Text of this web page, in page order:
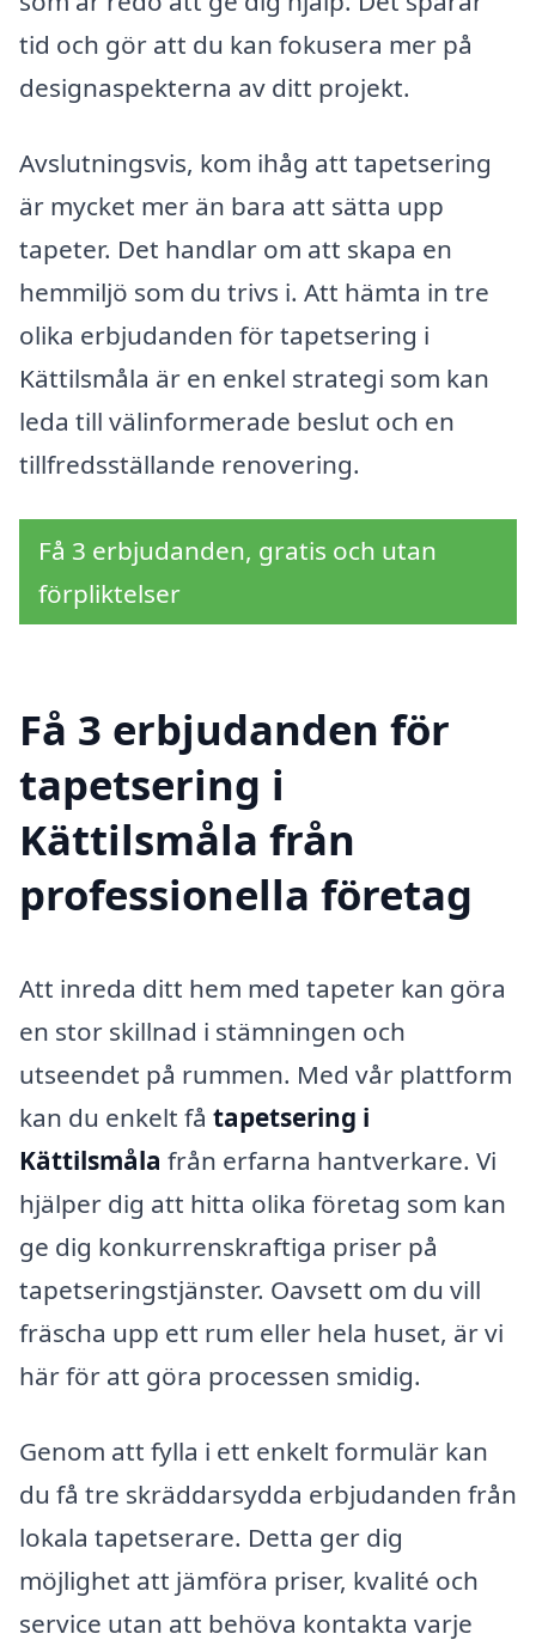
tid och gör att du kan fokusera mer på
designaspekterna av ditt projekt.
Avslutningsvis, kom ihåg att tapetsering
är mycket mer än bara att sätta upp
tapeter. Det handlar om att skapa en
hemmiljö som du trivs i. Att hämta in tre
olika erbjudanden för tapetsering i
Kättilsmåla är en enkel strategi som kan
leda till välinformerade beslut och en
tillfredsställande renovering.
Få 3 erbjudanden, gratis och utan
förpliktelser
Få 3 erbjudanden för
tapetsering i
Kättilsmåla från
professionella företag
Att inreda ditt hem med tapeter kan göra
en stor skillnad i stämningen och
utseendet på rummen. Med vår plattform
kan du enkelt få tapetsering i
Kättilsmåla från erfarna hantverkare. Vi
hjälper dig att hitta olika företag som kan
ge dig konkurrenskraftiga priser på
tapetseringstjänster. Oavsett om du vill
fräscha upp ett rum eller hela huset, är vi
här för att göra processen smidig.
Genom att fylla i ett enkelt formulär kan
du få tre skräddarsydda erbjudanden från
lokala tapetserare. Detta ger dig
möjlighet att jämföra priser, kvalité och
service utan att behöva kontakta varje